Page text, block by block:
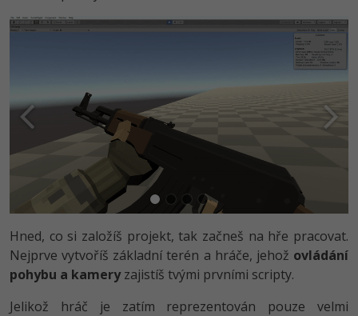
Copywriter
SEO specialista
Algoritmy -41%
Pro děti
Fórum
Kurzy e-commerce
Testování softwaru
Kurzy designu
HTML/CSS
Příběhy absolventů
Hned, co si založíš projekt, tak začneš na hře pracovat.
Nejprve vytvoříš základní terén a hráče, jehož ovládání
pohybu a kameryzajistíš tvými prvními scripty.
Jelikož hráč je zatím reprezentován pouze velmi